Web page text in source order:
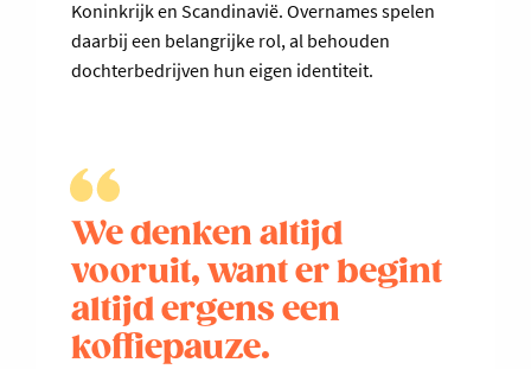
Koninkrijk en Scandinavië. Overnames spelen
daarbij een belangrijke rol, al behouden
dochterbedrijven hun eigen identiteit.
We denken altijd
vooruit, want er begint
altijd ergens een
koffiepauze.